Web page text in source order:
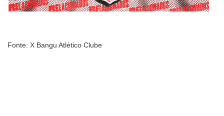
Fonte: X Bangu Atlético Clube